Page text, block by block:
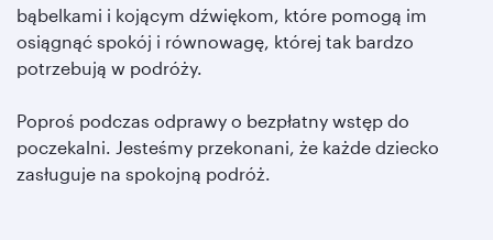
bąbelkami i kojącym dźwiękom, które pomogą im
osiągnąć spokój i równowagę, której tak bardzo
potrzebują w podróży.
Poproś podczas odprawy o bezpłatny wstęp do
poczekalni. Jesteśmy przekonani, że każde dziecko
zasługuje na spokojną podróż.